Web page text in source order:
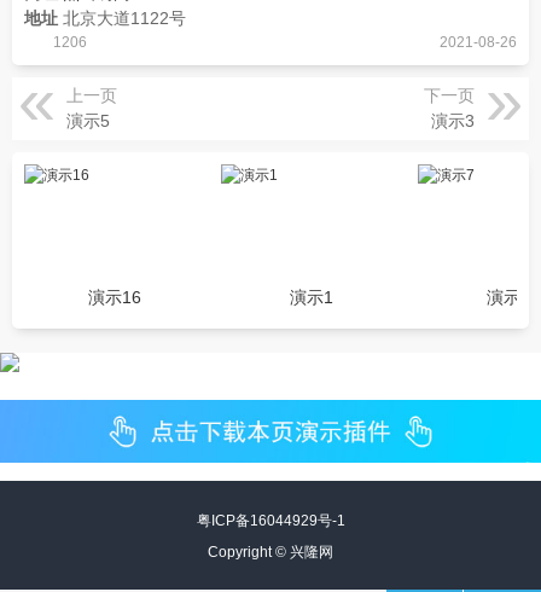
地址 北京大道1122号
1206 2021-08-26
上一页
演示5
下一页
演示3
演示16 演示1 演示7
粤ICP备16044929号-1
Copyright © 兴隆网